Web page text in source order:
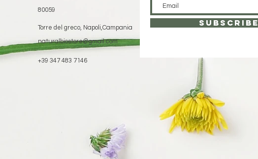
80059
Torre del greco, Napoli,Campania
naturalbiostore@gmail.com
+39 347 483 7146
SUBSCRIBE